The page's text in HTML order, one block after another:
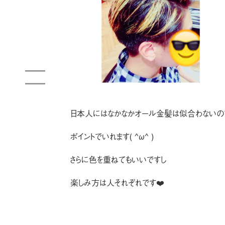
日本人にはなかなかオール金髪は似合わない
ポイントでいれます( ^ω^ )
さらに色を重ねてもいいですし
楽しみ方は人それぞれです❤️